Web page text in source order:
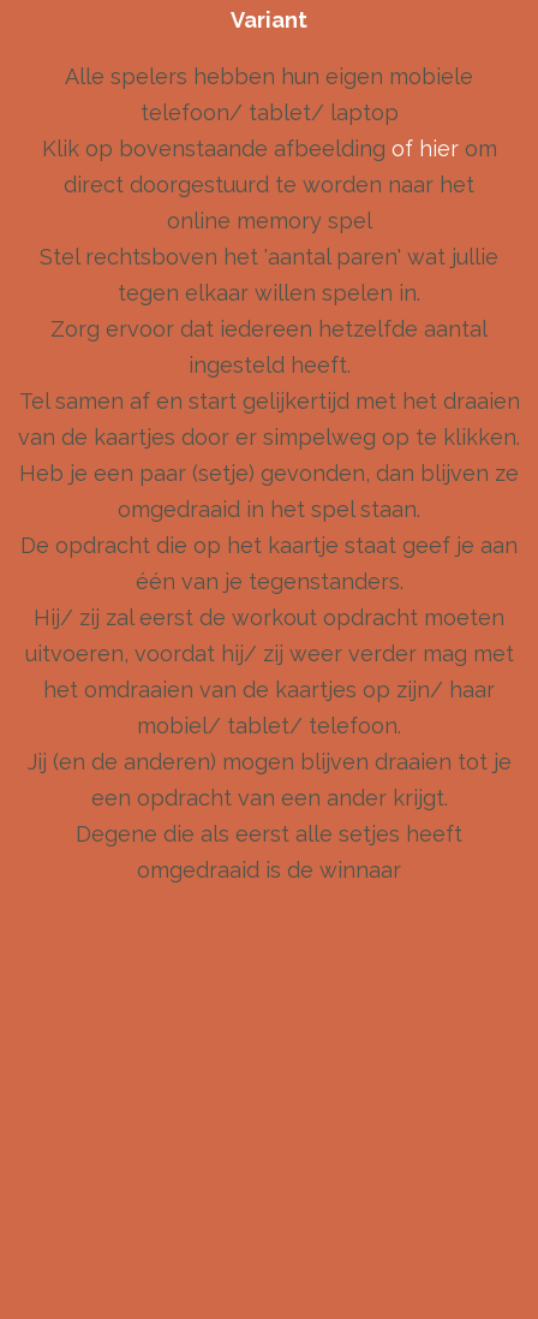
Variant
Alle spelers hebben hun eigen mobiele
telefoon/ tablet/ laptop
Klik op bovenstaande afbeelding of hierom
direct doorgestuurd te worden naar het
online memory spel
Stel rechtsboven het 'aantal paren' wat jullie
tegen elkaar willen spelen in.
Zorg ervoor dat iedereen hetzelfde aantal
ingesteld heeft.
Tel samen af en start gelijkertijd met het draaien
van de kaartjes door er simpelweg op te klikken.
Heb je een paar (setje) gevonden, dan blijven ze
omgedraaid in het spel staan.
De opdracht die op het kaartje staat geef je aan
één van je tegenstanders.
Hij/ zij zal eerst de workout opdracht moeten
uitvoeren, voordat hij/ zij weer verder mag met
het omdraaien van de kaartjes op zijn/ haar
mobiel/ tablet/ telefoon.
Jij (en de anderen) mogen blijven draaien tot je
een opdracht van een ander krijgt.
Degene die als eerst alle setjes heeft
omgedraaid is de winnaar